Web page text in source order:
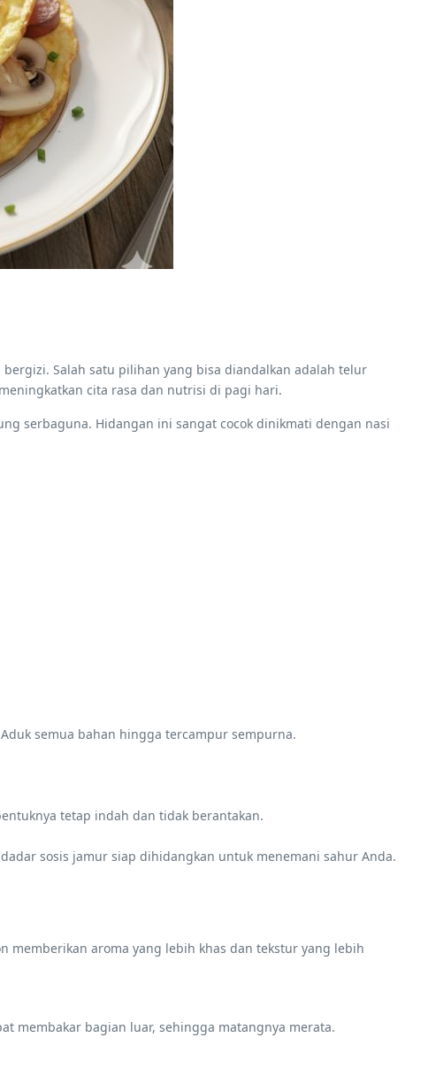
Salah satu pilihan yang bisa diandalkan adalah telur
cita rasa dan nutrisi di pagi hari.
serbaguna. Hidangan ini sangat cocok dinikmati dengan nasi
semua bahan hingga tercampur sempurna.
tetap indah dan tidak berantakan.
sosis jamur siap dihidangkan untuk menemani sahur Anda.
aroma yang lebih khas dan tekstur yang lebih
membakar bagian luar, sehingga matangnya merata.